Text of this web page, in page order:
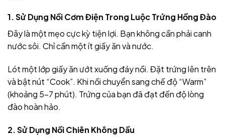
1. Sử Dụng Nồi Cơm Điện Trong Luộc Trứng Hồng Đào
Đây là một mẹo cực kỳ tiện lợi. Bạn không cần phải canh
nước sôi. Chỉ cần một ít giấy ăn và nước.
Lót một lớp giấy ăn ướt xuống đáy nồi. Đặt trứng lên trên
và bật nút “Cook”. Khi nồi chuyển sang chế độ “Warm”
(khoảng 5-7 phút). Trứng của bạn đã đạt đến độ lòng
đào hoàn hảo.
2. Sử Dụng Nồi Chiên Không Dầu